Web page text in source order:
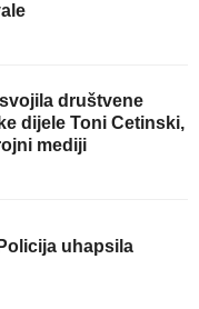
društvene
dijele Toni Cetinski,
mediji
uhapsila